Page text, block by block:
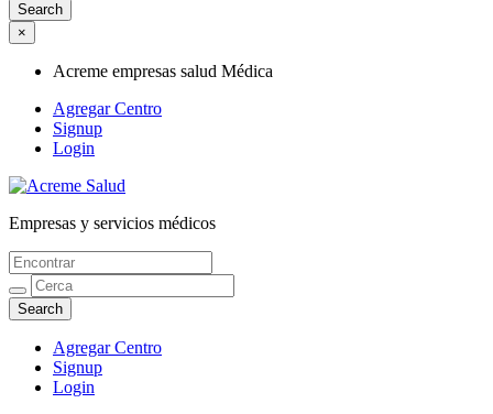
×
Acreme empresas salud Médica
Agregar Centro
Signup
Login
Acreme empresas salud Médica
Empresas y servicios médicos
Agregar Centro
Signup
Login